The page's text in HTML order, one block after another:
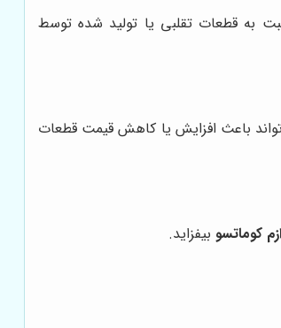
به قطعات تقلبی یا تولید شده توسط
باعث افزایش یا کاهش قیمت قطعات
کوماتسو بیفزاید.